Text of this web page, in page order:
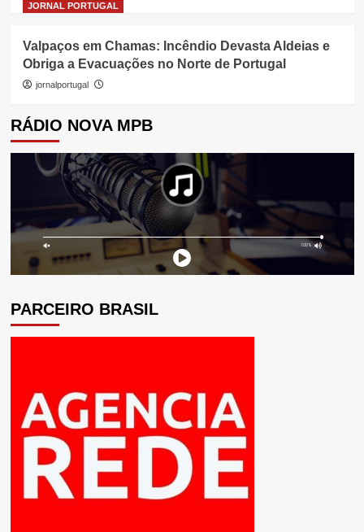
JORNAL PORTUGAL
Valpaços em Chamas: Incêndio Devasta Aldeias e
Obriga a Evacuações no Norte de Portugal
jornalportugal
RÁDIO NOVA MPB
PARCEIRO BRASIL